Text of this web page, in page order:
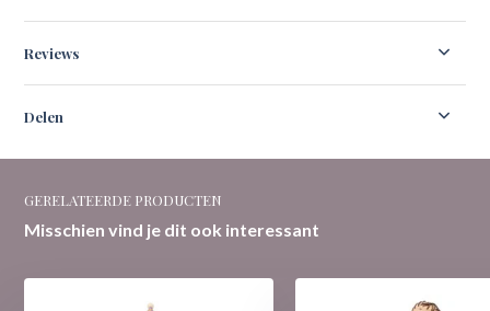
Reviews
Delen
GERELATEERDE PRODUCTEN
Misschien vind je dit ook interessant